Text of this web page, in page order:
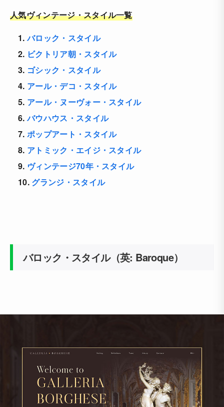
人気ヴィンテージ・スタイル一覧
1.バロック・スタイル
2. ビクトリア朝・スタイル
3. ゴシック・スタイル
4. アール・デコ・スタイル
5. アール・ヌーヴォー・スタイル
6.バウハウス・スタイル
7. ポップアート・スタイル
8. アトミック・エイジ・スタイル
9. ヴィンテージ70年・スタイル
10. グランジ・スタイル
バロック・スタイル（英: Baroque）